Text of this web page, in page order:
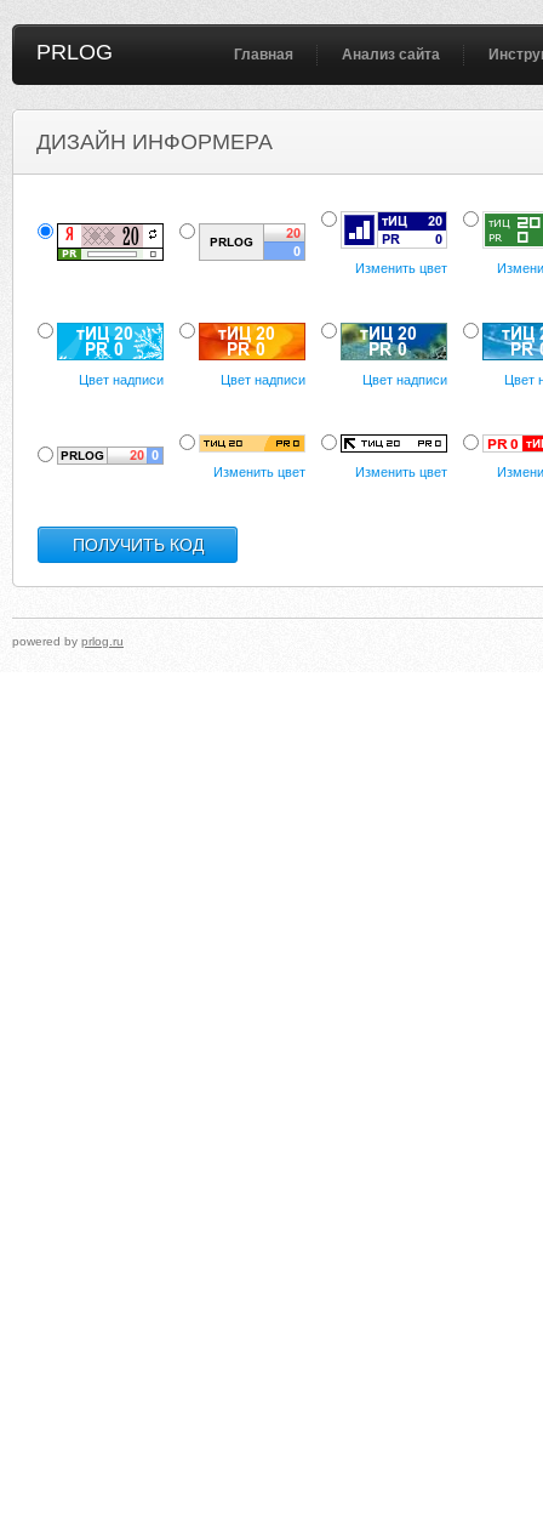
PRLOG Главная Анализ сайта
ДИЗАЙН ИНФОРМЕРА
Изменить цвет
Цвет надписи Цвет надписи Цвет надписи Цвет
Изменить цвет Изменить цвет
powered by prlog.ru